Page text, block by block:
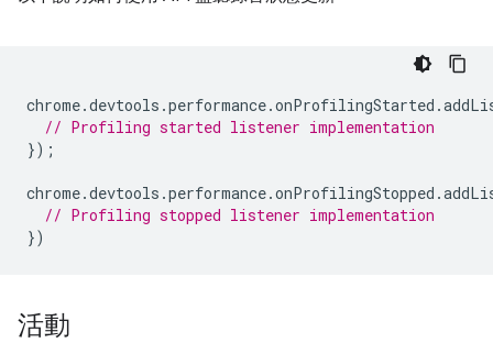
chrome.devtools .performance.onProfilingStarted .
// Profiling started listener implementation
});
chrome.devtools .performance.onProfilingStopped .
// Profiling stopped listener implementation
})
活動